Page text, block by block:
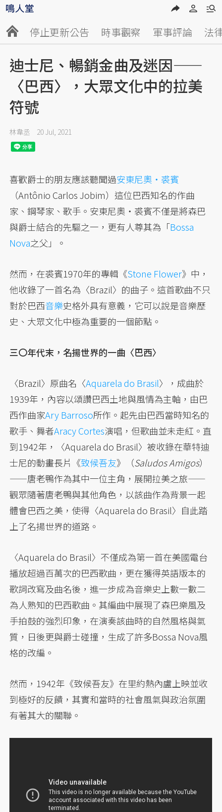
停止更新公告 時事觀察 軍事評論 法
迪士尼、暢銷金曲及迷因——
〈巴西〉，大眾文化中的拉美
符號
林韋丞 20 Jul, 2021
喜歡爵士的朋友應該聽聞過安東尼奧・裘賓
（Antônio Carlos Jobim）這位巴西知名的作曲
家、鋼琴家、歌手。安東尼奧・裘賓不僅是將森巴
與爵士結合的先驅之一，更有人尊其為「Bossa
Nova之父」。
然而，在裘賓1970年的專輯《Stone Flower》中，
他收錄了一首名為〈Brazil〉的曲子。這首歌曲不只
對於巴西音樂史格外具有意義，它可以說是音樂歷
史、大眾文化中極為重要的一個節點。
三〇年代末，名揚世界的一曲〈巴西〉
〈Brazil〉原曲名〈Aquarela do Brasil〉，成曲於
1939年，內容以頌讚巴西土地與風情為主軸，由巴
西作曲家Ary Barroso所作。起先由巴西當時知名的
歌手、舞者Aracy Cortes演唱，但歌曲並未走紅。直
到1942年，〈Aquarela do Brasil〉被收錄在華特迪
士尼的動畫長片《致候吾友》（Saludos Amigos）
——唐老鴨作為其中一位主角，展開拉美之旅——
觀眾隨著唐老鴨與其他角色，以該曲作為背景一起
體會巴西之美，使得〈Aquarela do Brasil〉自此踏
上了名揚世界的道路。
〈Aquarela do Brasil〉不僅成為第一首在美國電台
播放超過百萬次的巴西歌曲，更在獲得英語版本的
歌詞改寫及曲名後，進一步成為音樂史上數一數二
為人熟知的巴西歌曲。其編曲中展現了森巴樂風及
手拍鼓的強烈印象，在演奏該曲時的自然風格與氣
質，日後更與爵士碰撞，生成了許多Bossa Nova風
格的改編。
然而，1942年《致候吾友》在里約熱內盧上映並收
到極好的反饋，其實和當時的社會風氣與政治氛圍
有著其大的關聯。